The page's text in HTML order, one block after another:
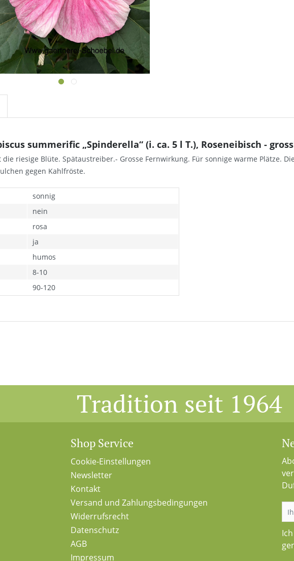
summerific „Spinderella“ (i. ca. 5 l T.), Roseneibisch -
riesige Blüte. Spätaustreiber.- Grosse Fernwirkung. Für sonnige warme Plätze.
gegen Kahlfröste.
sonnig
nein
rosa
ja
humos
8-10
90-120
Tradition seit 1964
Shop Service
Cookie-Einstellungen
Newsletter
Kontakt
Versand und Zahlungsbedingungen
Widerrufsrecht
Datenschutz
AGB
Impressum